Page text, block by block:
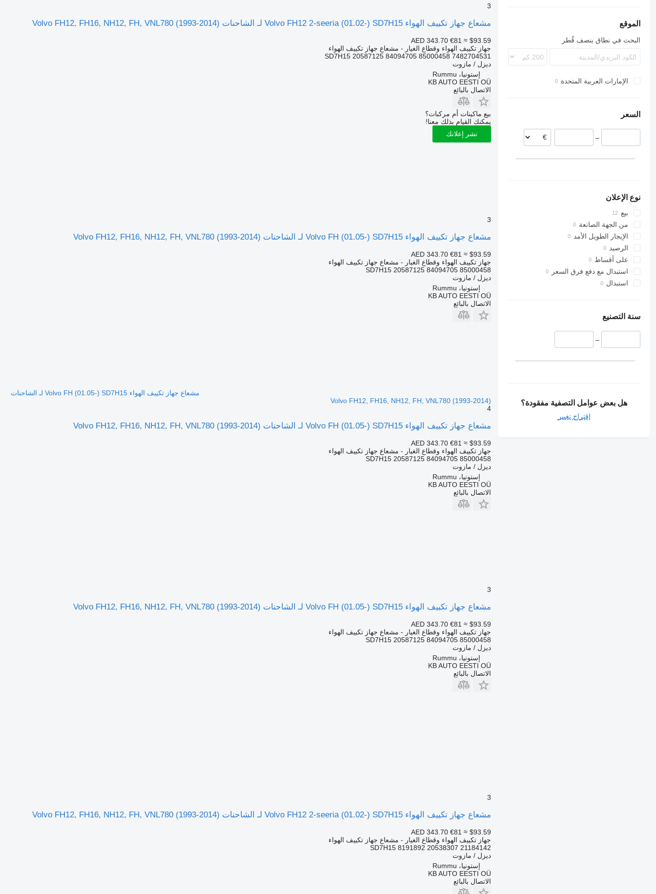
FH16
FL6 11FL7
FL10
FL611
FM7
FM9
FM11
FMX
SD
الموقع
البحث في نطاق بنصف قُطر
الإمارات العربية المتحدة
السعر
–
نوع الإعلان
بيع
من الجهة الصانعة
الإيجار الطويل الأمد
الرصيد
على أقساط
استبدال مع دفع فرق السعر
استبدال
سنة التصنيع
–
هل بعض عوامل التصفية مفقودة؟
اقتراح تغيير
3
مشعاع جهاز تكييف الهواء Volvo FH12 2-seeria (01.02-) SD7H15 لـ الشاحنات Volvo FH12, FH16, NH12, FH, VNL780 (1993-2014)
AED 343.70 €81 ≈ $93.59
جهاز تكييف الهواء وقطاع الغيار - مشعاع جهاز تكييف الهواء
SD7H15 20587125 84094705 85000458 7482704531
ديزل / مازوت
إستونيا، Rummu
KB AUTO EESTI OÜ
الاتصال بالبائع
بيع ماكينات أم مركبات؟
يمكنك القيام بذلك معنا!
نشر إعلانك
3
مشعاع جهاز تكييف الهواء Volvo FH (01.05-) SD7H15 لـ الشاحنات Volvo FH12, FH16, NH12, FH, VNL780 (1993-2014)
AED 343.70 €81 ≈ $93.59
جهاز تكييف الهواء وقطاع الغيار - مشعاع جهاز تكييف الهواء
SD7H15 20587125 84094705 85000458
ديزل / مازوت
إستونيا، Rummu
KB AUTO EESTI OÜ
الاتصال بالبائع
مشعاع جهاز تكييف الهواء Volvo FH (01.05-) SD7H15 لـ الشاحنات
Volvo FH12, FH16, NH12, FH, VNL780 (1993-2014)
4
مشعاع جهاز تكييف الهواء Volvo FH (01.05-) SD7H15 لـ الشاحنات Volvo FH12, FH16, NH12, FH, VNL780 (1993-2014)
AED 343.70 €81 ≈ $93.59
جهاز تكييف الهواء وقطاع الغيار - مشعاع جهاز تكييف الهواء
SD7H15 20587125 84094705 85000458
ديزل / مازوت
إستونيا، Rummu
KB AUTO EESTI OÜ
الاتصال بالبائع
3
مشعاع جهاز تكييف الهواء Volvo FH (01.05-) SD7H15 لـ الشاحنات Volvo FH12, FH16, NH12, FH, VNL780 (1993-2014)
AED 343.70 €81 ≈ $93.59
جهاز تكييف الهواء وقطاع الغيار - مشعاع جهاز تكييف الهواء
SD7H15 20587125 84094705 85000458
ديزل / مازوت
إستونيا، Rummu
KB AUTO EESTI OÜ
الاتصال بالبائع
3
مشعاع جهاز تكييف الهواء Volvo FH12 2-seeria (01.02-) SD7H15 لـ الشاحنات Volvo FH12, FH16, NH12, FH, VNL780 (1993-2014)
AED 343.70 €81 ≈ $93.59
جهاز تكييف الهواء وقطاع الغيار - مشعاع جهاز تكييف الهواء
SD7H15 8191892 20538307 21184142
ديزل / مازوت
إستونيا، Rummu
KB AUTO EESTI OÜ
الاتصال بالبائع